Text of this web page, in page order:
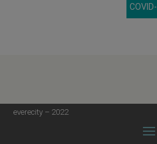
everecity – 2022